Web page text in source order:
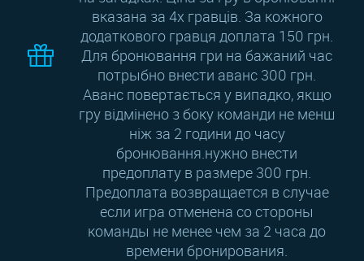
вказана за 4х гравців. За кожного
додаткового гравця доплата 150 грн.
Для бронювання гри на бажаний час
потрыбно внести аванс 300 грн.
Аванс повертається у випадко, якщо
гру відмінено з боку команди не менш
ніж за 2 години до часу
бронювання.нужно внести
предоплату в размере 300 грн.
Предоплата возвращается в случае
если игра отменена со стороны
команды не менее чем за 2 часа до
времени бронирования.